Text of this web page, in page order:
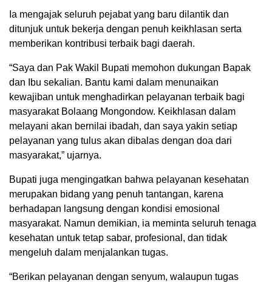
Ia mengajak seluruh pejabat yang baru dilantik dan
ditunjuk untuk bekerja dengan penuh keikhlasan serta
memberikan kontribusi terbaik bagi daerah.
“Saya dan Pak Wakil Bupati memohon dukungan Bapak
dan Ibu sekalian. Bantu kami dalam menunaikan
kewajiban untuk menghadirkan pelayanan terbaik bagi
masyarakat Bolaang Mongondow. Keikhlasan dalam
melayani akan bernilai ibadah, dan saya yakin setiap
pelayanan yang tulus akan dibalas dengan doa dari
masyarakat,” ujarnya.
Bupati juga mengingatkan bahwa pelayanan kesehatan
merupakan bidang yang penuh tantangan, karena
berhadapan langsung dengan kondisi emosional
masyarakat. Namun demikian, ia meminta seluruh tenaga
kesehatan untuk tetap sabar, profesional, dan tidak
mengeluh dalam menjalankan tugas.
“Berikan pelayanan dengan senyum, walaupun tugas